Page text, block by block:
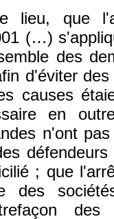
lieu, que
(…)
des
d'éviter
causes
en
n'ont
; que
des